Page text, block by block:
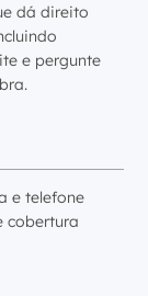
dá direito
e pergunte
e telefone
cobertura